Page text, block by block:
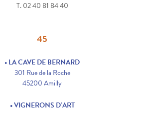
T. 02 40 81 84 40
45
• LA CAVE DE BERNARD
301 Rue de la Roche
45200 Amilly
• VIGNERONS D’ART